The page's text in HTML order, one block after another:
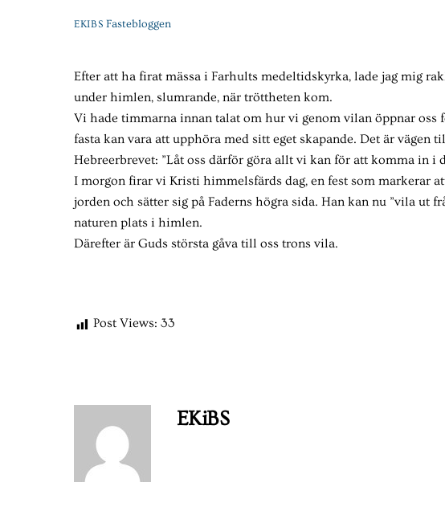
EKIBS Fastebloggen
Efter att ha firat mässa i Farhults medeltidskyrka, lade jag mig
under himlen, slumrande, när tröttheten kom.
Vi hade timmarna innan talat om hur vi genom vilan öppnar oss
fasta kan vara att upphöra med sitt eget skapande. Det är vägen
Hebreerbrevet: ”Låt oss därför göra allt vi kan för att komma in i
I morgon firar vi Kristi himmelsfärds dag, en fest som markerar
jorden och sätter sig på Faderns högra sida. Han kan nu ”vila ut
naturen plats i himlen.
Därefter är Guds största gåva till oss trons vila.
Post Views: 33
EKiBS